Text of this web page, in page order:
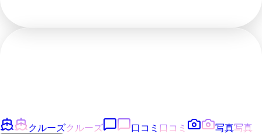
クルーズクルーズ 口コミ 口コミ 写真写真